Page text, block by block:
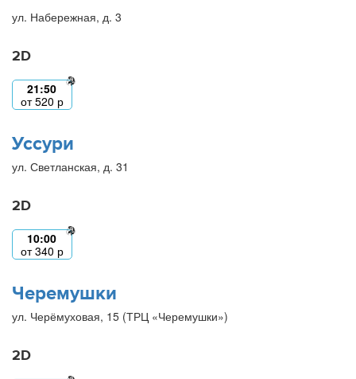
ул. Набережная, д. 3
2D
21:50
от520 р
Уссури
ул. Светланская, д. 31
2D
10:00
от340 р
Черемушки
ул. Черёмуховая, 15 (ТРЦ «Черемушки»)
2D